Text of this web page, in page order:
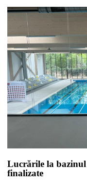
Lucrările la
finalizate